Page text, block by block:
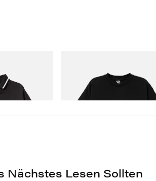
D Game
Billionaire Boys Club X Initial D
Jetzt einkaufen
Nächstes Lesen Sollten